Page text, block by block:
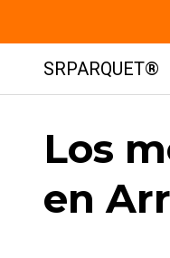
SRPARQUET®
Los
en